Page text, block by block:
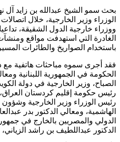
بحث سمو الشيخ عبدالله بن زايد آل
الوزراء وزير الخارجية، خلال
ووزراء خارجية الدول الشقيقة،
الغادرة التي استهدفت مواقع
باستخدام الصواريخ والطائرات
فقد أجرى سموه مباحثات هاتفية مع
الحكومة في الجمهورية اللبنانية
الصباح، وزير الخارجية في دولة
رئيس حكومة إقليم كردستان
رئيس الوزراء وزير الخارجية وشؤون
الهاشمية، ومعالي الدكتور بدر
الدولي والمصريين بالخارج في
الدكتور عبداللطيف بن راشد